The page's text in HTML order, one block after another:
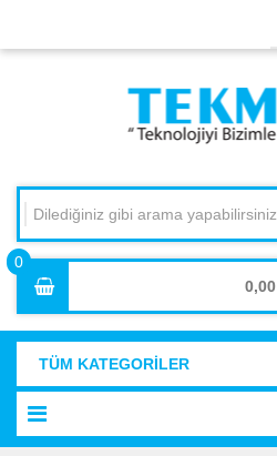
0,00
TÜM KATEGORİLER